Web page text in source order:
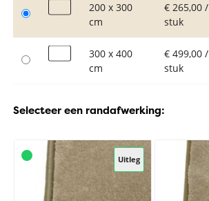
200 x 300
cm
€ 265,00 /
stuk
300 x 400
cm
€ 499,00 /
stuk
Selecteer een randafwerking:
Uitleg